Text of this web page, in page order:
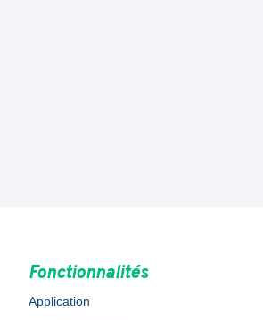
Fonctionnalités
Application